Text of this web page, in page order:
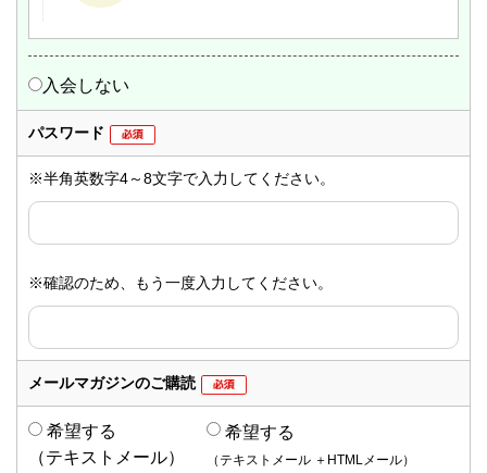
入会しない
パスワード
※半角英数字4～8文字で入力してください。
※確認のため、もう一度入力してください。
メールマガジンのご購読
希望する
（テキストメール）
希望する
（テキストメール ＋ HTMLメール）